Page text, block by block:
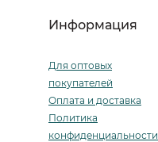
Информация
Для оптовых
покупателей
Оплата и доставка
Политика
конфиденциальности